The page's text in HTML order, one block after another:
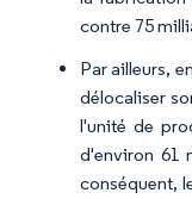
contre 75
Par ailleurs,
délocaliser
l'unité de
d'environ 61
conséquent,